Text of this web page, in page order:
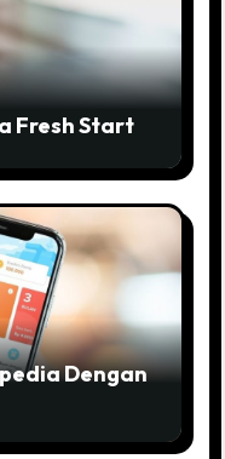
Fresh Start
Dengan